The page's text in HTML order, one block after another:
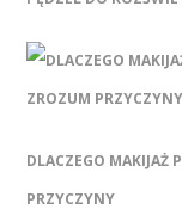
DLACZEGO MAKIJAŻ
PRZYCZYNY